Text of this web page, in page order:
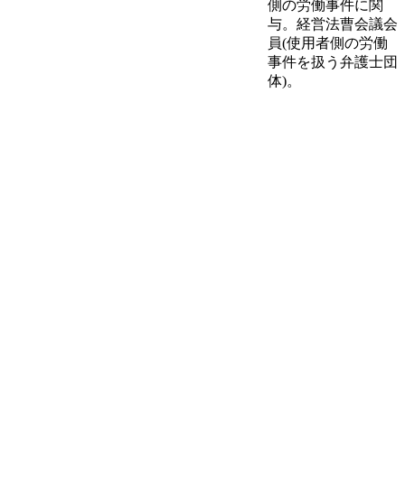
側の労働事件に関
与。経営法曹会議会
員(使用者側の労働
事件を扱う弁護士団
体)。